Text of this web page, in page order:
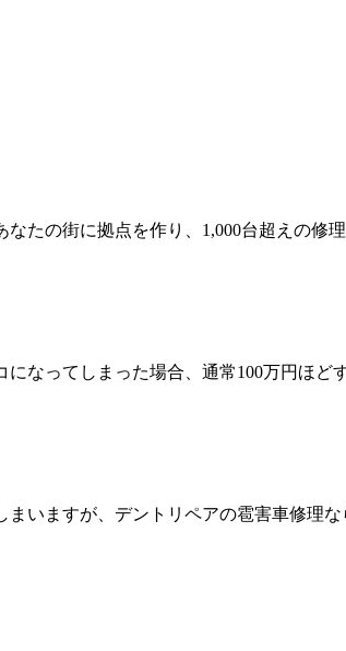
たの街に拠点を作り、1,000台超えの修理
なってしまった場合、通常100万円ほど
いますが、デントリペアの雹害車修理な